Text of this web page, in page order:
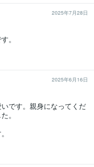
2025年7月28日
。
2025年6月16日
です。親身になってくだ
。